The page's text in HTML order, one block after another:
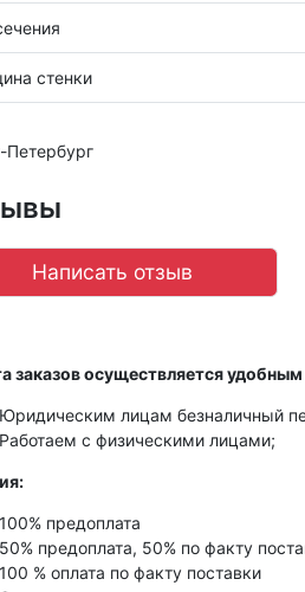
стенки
Петербург
Написать отзыв
заказов осуществляется
Юридическим лицам безналичный
Работаем с физическими лицами;
100% предоплата
50% предоплата, 50% по факту
100 % оплата по факту поставки